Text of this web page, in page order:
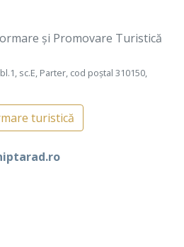
și Promovare Turistică
sc.E, Parter, cod poștal 310150,
turistică